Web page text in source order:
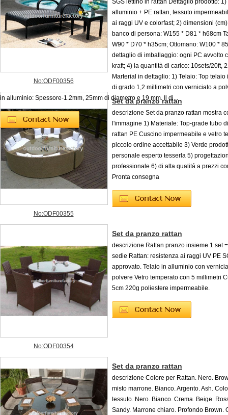
No:ODF00356
SGS lettino in rattan Dettaglio prodotto:
alluminio + PE rattan, tessuto
ai raggi UV e colorfast; 2) dimensioni
banco di persona: W155 * D81 * h68cm
W90 * D70 * h35cm; Ottomano: W100 *
dettaglio di imballaggio: ogni PC avvolto
kraft; 4) la quantità di carico: 10sets/20ft,
Marterial in dettaglio: 1) Telaio: Top
di grado 1,2 millimetri con verniciato a
in alluminio: Spessore-1.2mm, 25mm di diametro e 19 mm. Il di...
No:ODF00355
Set da pranzo rattan
descrizione Set da pranzo rattan mostra
l'immagine 1) Materiale: Top-grade tubo
rattan PE Cuscino impermeabile e vetro
piccolo ordine accettabile 3) Verde
personale esperto tesserla 5)
professionale 6) di alta qualitá a prezzi
Pronta consegna
No:ODF00354
Set da pranzo rattan
descrizione Rattan pranzo insieme 1 set
sedie Rattan: resistenza ai raggi UV PE
approvato. Telaio in alluminio con
polvere Vetro temperato con 5 millimetri
5cm 220g poliestere impermeabile.
Set da pranzo rattan
descrizione Colore per Rattan. Nero.
misto marrone. Bianco. Argento. Ash.
tessuto. Nero. Bianco. Crema. Beige.
Sandy. Marrone chiaro. Profondo Brown.